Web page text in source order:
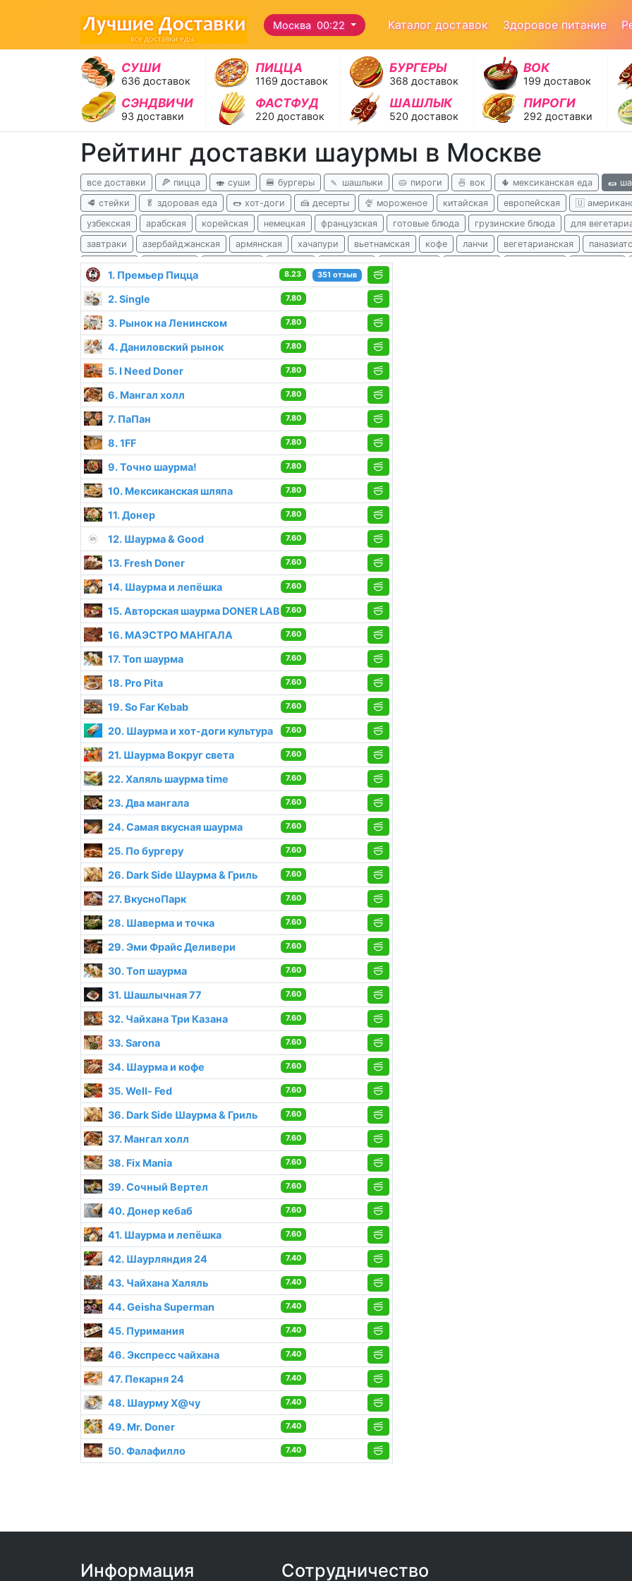
Москва 00:22 Каталог доставок Здоровое питание
СУШИ
636 доставок
ПИЦЦА
1169 доставок
БУРГЕРЫ
368 доставок
ВОК
199 доставок
СЭНДВИЧИ
93 доставки
ФАСТФУД
220 доставок
ШАШЛЫК
520 доставок
ПИРОГИ
292 доставки
Рейтинг доставки шаурмы в Москве
все доставки 🍕 пицца 🍣 суши 🍔 бургеры 🍡 шашлыки 🥧 пироги 🍜 вок 🌵 мексиканская еда 🌯
🥩 стейки
🥬 здоровая еда 🌭 хот-доги 🍰 десерты 🍨 мороженое китайская европейская 🇺
узбекская
арабская корейская немецкая французская готовые блюда грузинские блюда для
завтраки
азербайджанская армянская хачапури вьетнамская кофе ланчи вегетарианская
ливанская
татарская балканская чешская гавайская английская
для похудения
детокс
1. Премьер Пицца 8.23 351 отзыв
2. Single 7.80
3. Рынок на Ленинском 7.80
4. Даниловский рынок 7.80
5. I Need Doner 7.80
6. Мангал холл 7.80
7. ПаПан 7.80
8. 1FF 7.80
9. Точно шаурма! 7.80
10. Мексиканская шляпа 7.80
11. Донер 7.80
12. Шаурма & Good 7.60
13. Fresh Doner 7.60
14. Шаурма и лепёшка 7.60
15. Авторская шаурма DONER LAB 7.60
16. МАЭСТРО МАНГАЛА 7.60
17. Топ шаурма 7.60
18. Pro Pita 7.60
19. So Far Kebab 7.60
20. Шаурма и хот-доги культура 7.60
21. Шаурма Вокруг света 7.60
22. Халяль шаурма time 7.60
23. Два мангала 7.60
24. Самая вкусная шаурма 7.60
25. По бургеру 7.60
26. Dark Side Шаурма & Гриль 7.60
27. ВкусноПарк 7.60
28. Шаверма и точка 7.60
29. Эми Фрайс Деливери 7.60
30. Топ шаурма 7.60
31. Шашлычная 77 7.60
32. Чайхана Три Казана 7.60
33. Sarona 7.60
34. Шаурма и кофе 7.60
35. Well- Fed 7.60
36. Dark Side Шаурма & Гриль 7.60
37. Мангал холл 7.60
38. Fix Mania 7.60
39. Сочный Вертел 7.60
40. Донер кебаб 7.60
41. Шаурма и лепёшка 7.60
42. Шаурляндия 24 7.40
43. Чайхана Халяль 7.40
44. Geisha Superman 7.40
45. Пуримания 7.40
46. Экспресс чайхана 7.40
47. Пекарня 24 7.40
48. Шаурму Х@чу 7.40
49. Mr. Doner 7.40
50. Фалафилло 7.40
Информация Сотрудничество